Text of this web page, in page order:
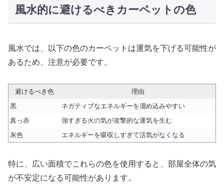
風水的に避けるべきカーペットの色
風水では、以下の色のカーペットは運気を下げる可能性が
あるため、注意が必要です。
避けるべき色
理由
黒
ネガティブなエネルギーを溜め込みやすい
真っ赤
強すぎる火の気が攻撃的な運気を生む
灰色
エネルギーを吸収しすぎて活気がなくなる
特に、広い面積でこれらの色を使用すると、部屋全体の気
が不安定になる可能性があります。